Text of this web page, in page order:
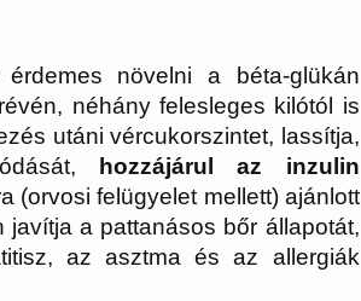
növelni a béta-glükán
néhány felesleges kilótól is
utáni vércukorszintet, lassítja,
hozzájárul az inzulin
(orvosi felügyelet mellett) ajánlott
a pattanásos bőr állapotát,
az asztma és az allergiák